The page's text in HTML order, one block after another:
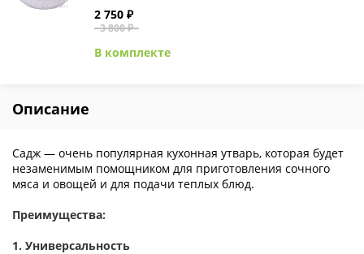
2 750 ₽
3 800 ₽
В комплекте
Описание
Садж — очень популярная кухонная утварь, которая будет
незаменимым помощником для приготовления сочного
мяса и овощей и для подачи теплых блюд.
Преимущества:
1. Универсальность